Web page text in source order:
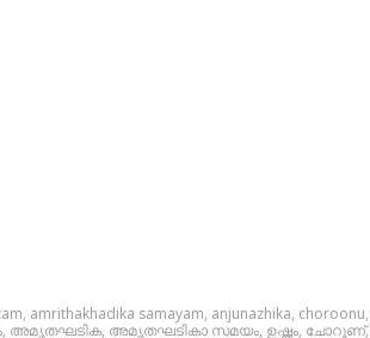
, amrithakhadika samayam, anjunazhika, choroonu,
, അമൃതഘടിക, അമൃതഘടികാ സമയം, ഉഷ്ണം, ചോറൂണ്,